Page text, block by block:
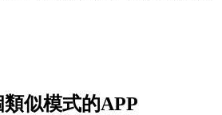
似模式的APP